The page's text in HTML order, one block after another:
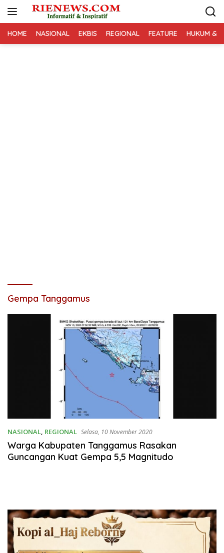
HOME NASIONAL EKBIS REGIONAL FEATURE HUKUM &
Gempa Tanggamus
NASIONAL, REGIONAL Selasa, 10 November 2020
Warga Kabupaten Tanggamus Rasakan
Guncangan Kuat Gempa 5,5 Magnitudo